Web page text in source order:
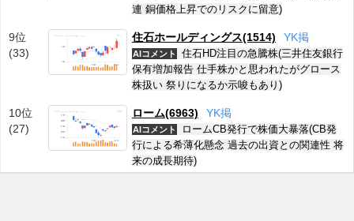
連 銅価格上昇でのリスクに留意)
9位
(33)
住石ホールディングス(1514) YK掲
AIコメント
住石HD注目の急騰株(三井住友銀行
保有増加報告 仕手株かと思われたがグロース
株扱い 祭りになるか示唆もあり)
10位
(27)
ローム(6963) YK掲
AIコメント
ロームCB発行で株価大暴落(CB発
行による希薄化懸念 過去の出資との関連性 将
来の成長期待)